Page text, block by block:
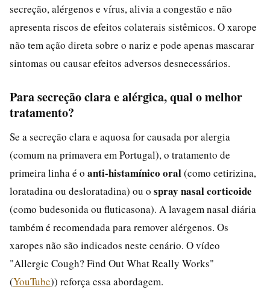
secreção, alérgenos e vírus, alivia a congestão e não
apresenta riscos de efeitos colaterais sistêmicos. O xarope
não tem ação direta sobre o nariz e pode apenas mascarar
sintomas ou causar efeitos adversos desnecessários.
Para secreção clara e alérgica, qual o melhor
tratamento?
Se a secreção clara e aquosa for causada por alergia
(comum na primavera em Portugal), o tratamento de
primeira linha é o anti-histamínico oral(como cetirizina,
loratadina ou desloratadina) ou o spray nasal corticoide
(como budesonida ou fluticasona). A lavagem nasal diária
também é recomendada para remover alérgenos. Os
xaropes não são indicados neste cenário. O vídeo
"Allergic Cough? Find Out What Really Works"
(YouTube)) reforça essa abordagem.